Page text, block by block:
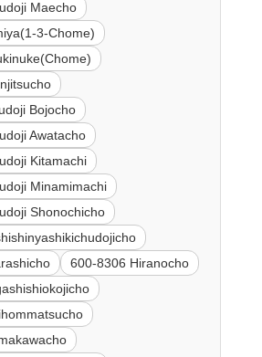
Maecho
3-Chome)
Bojocho
Awatacho
Kitamachi
Minamimachi
Shonochicho
600-8306 Hiranocho